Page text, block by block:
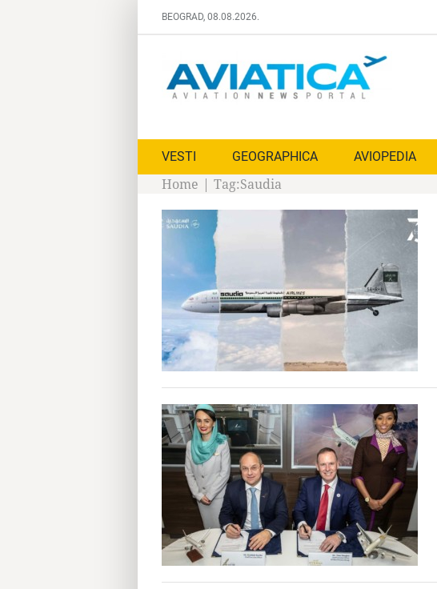
BEOGRAD, 08.08.2026.
VESTI GEOGRAPHICA AVIOPEDIA
Home | Tag:Saudia